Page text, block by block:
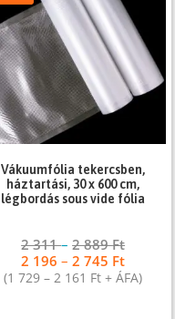
Vákuumfólia tekercsben,
háztartási, 30 x 600 cm,
légbordás sous vide fólia
2 311–2 889Ft
2 196–2 745 Ft
(1 729– 2 161 Ft + ÁFA)